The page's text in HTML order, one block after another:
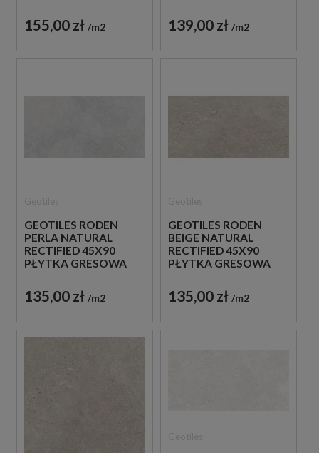
155,00 zł m2 139,00 zł m2
GEOTILES RODEN
PERLA NATURAL
RECTIFIED 45X90
PŁYTKA GRESOWA
135,00 zł m2
GEOTILES RODEN
BEIGE NATURAL
RECTIFIED 45X90
PŁYTKA GRESOWA
135,00 zł m2